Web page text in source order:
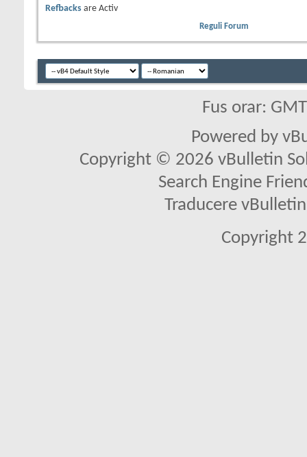
Refbacks are Activ
Reguli Forum
Fus orar:
Powered by
Copyright © 2026 vBulletin
Search Engine
Traducere
Copyright